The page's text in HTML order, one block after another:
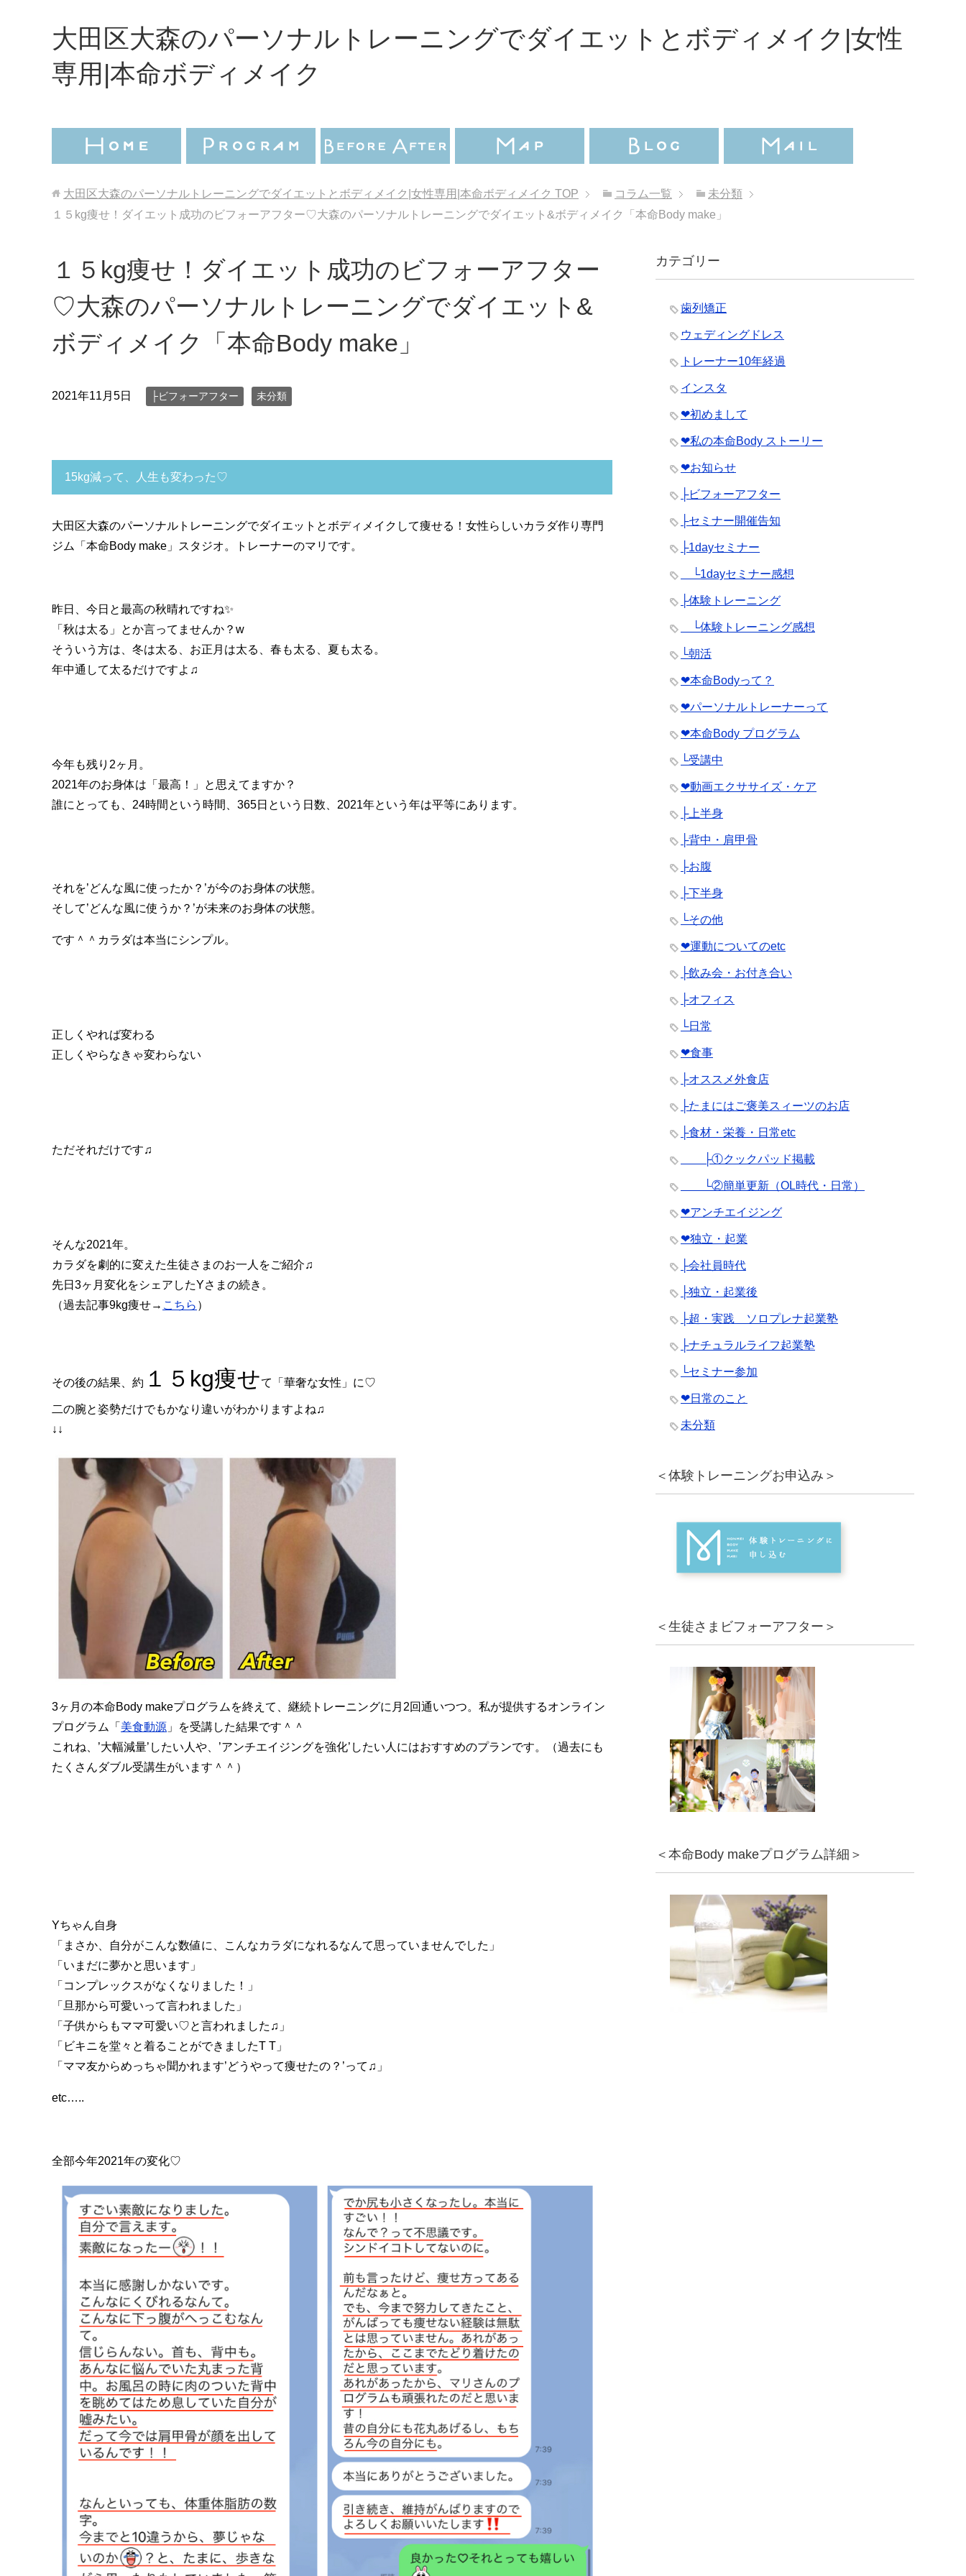
大田区大森のパーソナルトレーニングでダイエットとボディメイク|女性
専用|本命ボディメイク
大田区大森のパーソナルトレーニングでダイエットとボディメイク|女性専用|本命ボディメイク TOP コラム一覧
未分類
１５kg痩せ！ダイエット成功のビフォーアフター♡大森のパーソナルトレーニングでダイエット&ボディメイク「本命Body make」
１５kg痩せ！ダイエット成功のビフォーアフター
♡大森のパーソナルトレーニングでダイエット&
ボディメイク「本命Body make」
2021年11月5日 ├ビフォーアフター 未分類
15kg減って、人生も変わった♡
大田区大森のパーソナルトレーニングでダイエットとボディメイクして痩せる！女性らしいカラダ作り専門
ジム「本命Body make」スタジオ。トレーナーのマリです。
昨日、今日と最高の秋晴れですね✨
「秋は太る」とか言ってませんか？w
そういう方は、冬は太る、お正月は太る、春も太る、夏も太る。
年中通して太るだけですよ♫
今年も残り2ヶ月。
2021年のお身体は「最高！」と思えてますか？
誰にとっても、24時間という時間、365日という日数、2021年という年は平等にあります。
それを’どんな風に使ったか？’が今のお身体の状態。
そして’どんな風に使うか？’が未来のお身体の状態。
です＾＾カラダは本当にシンプル。
正しくやれば変わる
正しくやらなきゃ変わらない
ただそれだけです♫
そんな2021年。
カラダを劇的に変えた生徒さまのお一人をご紹介♫
先日3ヶ月変化をシェアしたYさまの続き。
（過去記事9kg痩せ→ こちら ）
その後の結果、約 １５kg痩せて「華奢な女性」に♡
二の腕と姿勢だけでもかなり違いがわかりますよね♫
↓↓
3ヶ月の本命Body makeプログラムを終えて、継続トレーニングに月2回通いつつ。私が提供するオンライン
プログラム「 美食動源 」を受講した結果です＾＾
これね、’大幅減量’したい人や、’アンチエイジングを強化’したい人にはおすすめのプランです。（過去にも
たくさんダブル受講生がいます＾＾）
Yちゃん自身
「まさか、自分がこんな数値に、こんなカラダになれるなんて思っていませんでした」
「いまだに夢かと思います」
「コンプレックスがなくなりました！」
「旦那から可愛いって言われました」
「子供からもママ可愛い♡と言われました♫」
「ビキニを堂々と着ることができましたT T」
「ママ友からめっちゃ聞かれます’どうやって痩せたの？’って♫」
etc…..
全部今年2021年の変化♡
カテゴリー
歯列矯正
ウェディングドレス
トレーナー10年経過
インスタ
❤︎初めまして
❤︎私の本命Body ストーリー
❤︎お知らせ
├ビフォーアフター
├セミナー開催告知
├1dayセミナー
└1dayセミナー感想
├体験トレーニング
└体験トレーニング感想
└朝活
❤︎本命Bodyって？
❤︎パーソナルトレーナーって
❤︎本命Body プログラム
└受講中
❤︎動画エクササイズ・ケア
├上半身
├背中・肩甲骨
├お腹
├下半身
└その他
❤︎運動についてのetc
├飲み会・お付き合い
├オフィス
└日常
❤︎食事
├オススメ外食店
├たまにはご褒美スィーツのお店
├食材・栄養・日常etc
├①クックパッド掲載
└②簡単更新（OL時代・日常）
❤︎アンチエイジング
❤︎独立・起業
├会社員時代
├独立・起業後
├超・実践 ソロプレナ起業塾
├ナチュラルライフ起業塾
└セミナー参加
❤︎日常のこと
未分類
＜体験トレーニングお申込み＞
＜生徒さまビフォーアフター＞
＜本命Body makeプログラム詳細＞